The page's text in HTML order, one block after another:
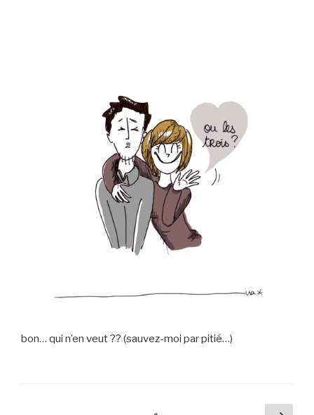
bon… qui n’en veut ?? (sauvez-moi par pitié…)